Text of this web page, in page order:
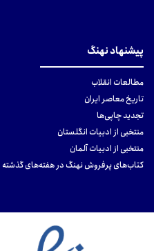
پیشنهاد نهنگ
مطالعات انقلاب
تاریخ معاصر ایران
تجدید چاپی‌ها
منتخبی از ادبیات انگلستان
منتخبی از ادبیات آلمان
کتاب‌های پرفروش نهنگ در هفته‌های گذشته